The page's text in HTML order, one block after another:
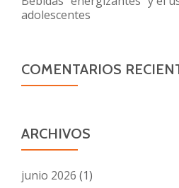
adolescentes
COMENTARIOS
ARCHIVOS
junio 2026 (1)